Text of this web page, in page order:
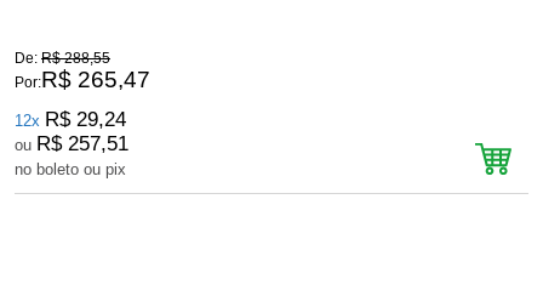
De: R$ 288,55
Por:R$ 265,47
12x R$ 29,24
ou R$ 257,51
no boleto ou pix